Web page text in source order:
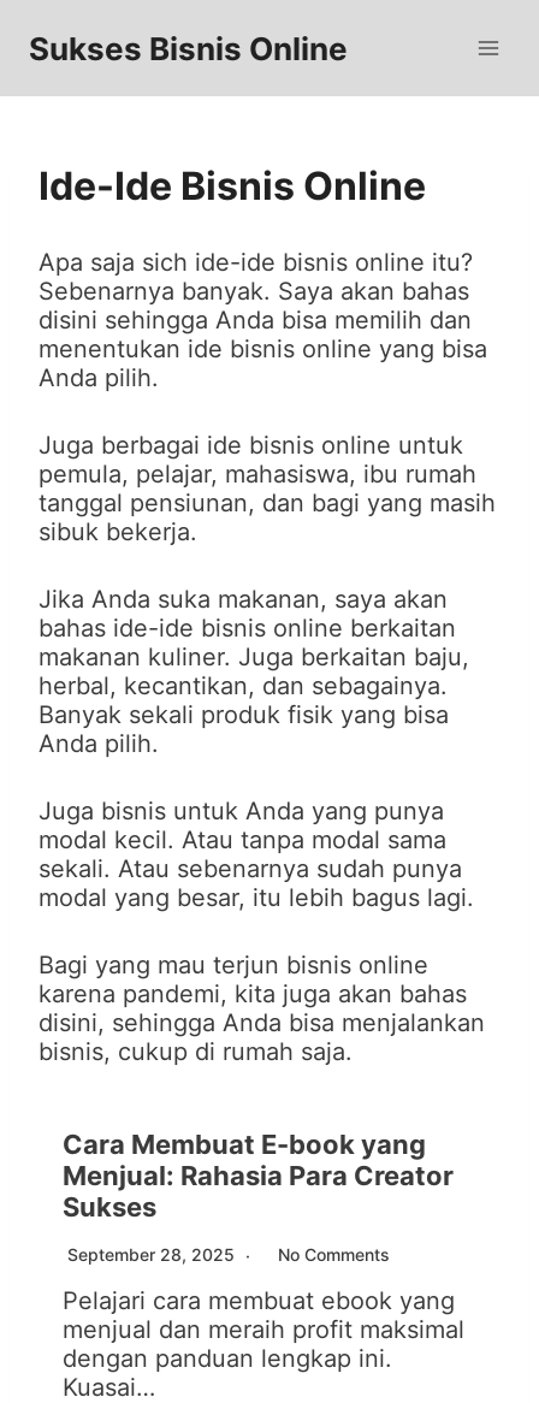
content
Sukses Bisnis Online
Ide-Ide Bisnis Online
Apa saja sich ide-ide bisnis online itu?
Sebenarnya banyak. Saya akan bahas
disini sehingga Anda bisa memilih dan
menentukan ide bisnis online yang bisa
Anda pilih.
Juga berbagai ide bisnis online untuk
pemula, pelajar, mahasiswa, ibu rumah
tanggal pensiunan, dan bagi yang masih
sibuk bekerja.
Jika Anda suka makanan, saya akan
bahas ide-ide bisnis online berkaitan
makanan kuliner. Juga berkaitan baju,
herbal, kecantikan, dan sebagainya.
Banyak sekali produk fisik yang bisa
Anda pilih.
Juga bisnis untuk Anda yang punya
modal kecil. Atau tanpa modal sama
sekali. Atau sebenarnya sudah punya
modal yang besar, itu lebih bagus lagi.
Bagi yang mau terjun bisnis online
karena pandemi, kita juga akan bahas
disini, sehingga Anda bisa menjalankan
bisnis, cukup di rumah saja.
Cara Membuat E-book yang
Menjual: Rahasia Para Creator
Sukses
September 28, 2025 No Comments
Pelajari cara membuat ebook yang
menjual dan meraih profit maksimal
dengan panduan lengkap ini.
Kuasai…